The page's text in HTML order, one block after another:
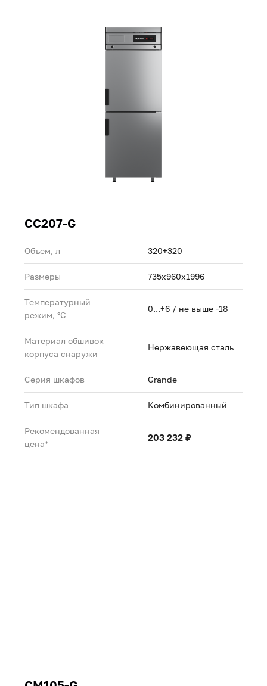
CC207-G
Объем, л 320+320
Размеры 735х960х1996
Температурный
режим, °C
0...+6 / не выше -18
Материал обшивок
корпуса снаружи
Нержавеющая сталь
Серия шкафов Grande
Тип шкафа Комбинированный
Рекомендованная
цена*
203 232 ₽